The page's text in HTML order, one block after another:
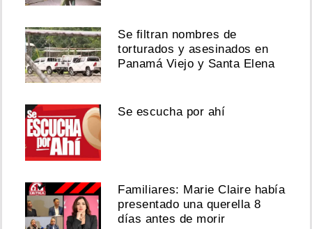
Se filtran nombres de
torturados y asesinados en
Panamá Viejo y Santa Elena
Se escucha por ahí
Familiares: Marie Claire había
presentado una querella 8
días antes de morir